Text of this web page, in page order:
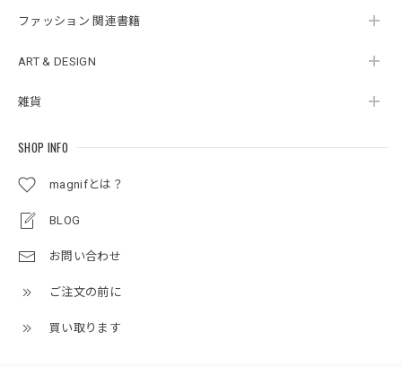
ファッション 関連書籍
ART & DESIGN
雑貨
SHOP INFO
magnifとは？
BLOG
お問い合わせ
ご注文の前に
買い取ります